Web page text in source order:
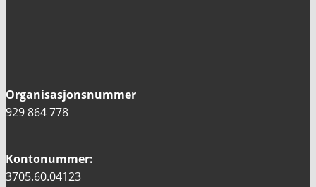
Organisasjonsnummer
929 864 778
Kontonummer:
3705.60.04123